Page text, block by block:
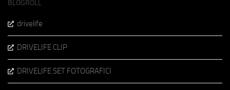
BLOGROLL
drivelife
DRIVELIFE CLIP
DRIVELIFE SET FOTOGRAFICI